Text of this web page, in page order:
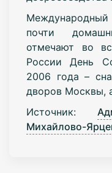
почти
отмечают во
России День
2006 года –
дворов Москвы,
Источник:
Михайлово-